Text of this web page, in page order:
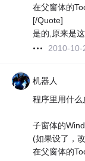
在父窗体的
[/Quote]
是的,原来是
2010-10-
机器人
程序里用什么
子窗体的
(如果设了，
在父窗体的